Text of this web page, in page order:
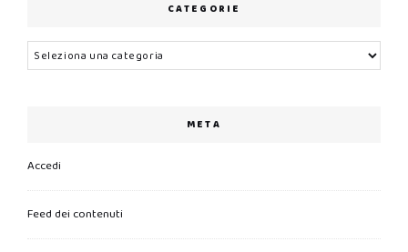
CATEGORIE
Categorie
META
Accedi
Feed dei contenuti